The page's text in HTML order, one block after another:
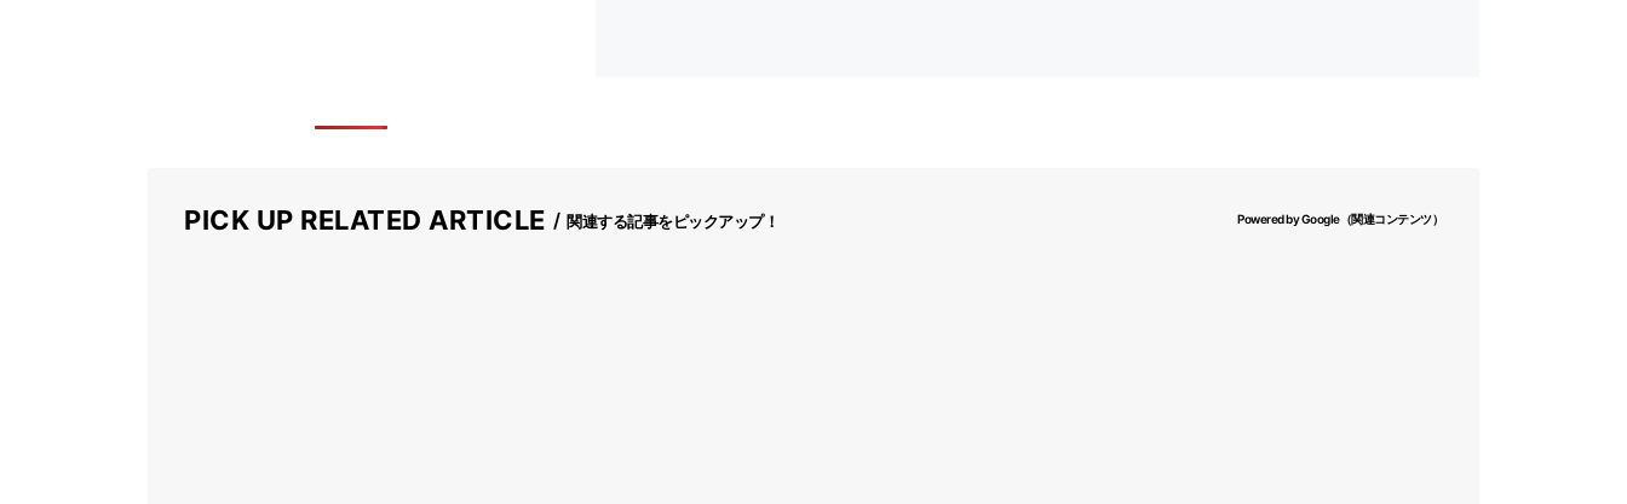
PICK UP RELATED ARTICLE 関連する記事をピックアップ！ Powered by Google（関連コンテンツ）